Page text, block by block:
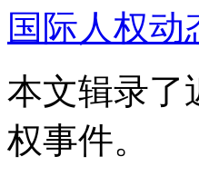
国际人权
本文辑录了
权事件。